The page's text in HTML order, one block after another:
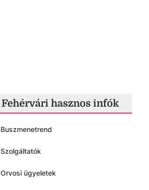
Fehérvári hasznos infók
Buszmenetrend
Szolgáltatók
Orvosi ügyeletek